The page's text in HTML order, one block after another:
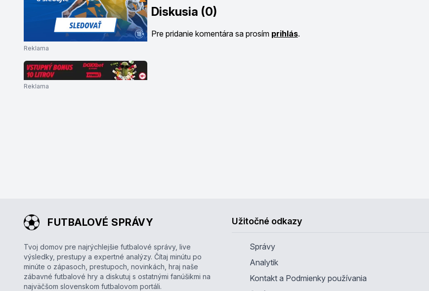
Reklama
Reklama
Diskusia (0)
Pre pridanie komentára sa prosím prihlás.
FUTBALOVÉ SPRÁVY
Tvoj domov pre najrýchlejšie futbalové správy, live
výsledky, prestupy a expertné analýzy. Čítaj minútu po
minúte o zápasoch, prestupoch, novinkách, hraj naše
zábavné futbalové hry a diskutuj s ostatnými fanúšikmi na
najväčšom slovenskom futbalovom portáli.
Užitočné odkazy
Správy
Analytik
Kontakt a Podmienky používania